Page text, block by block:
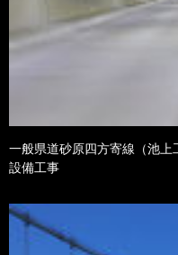
一般県道砂原四方寄線（池
設備工事